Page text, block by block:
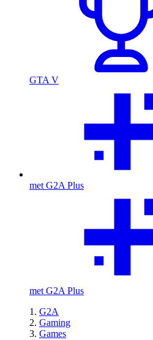
GTA V
met G2A Plus
met G2A Plus
G2A
Gaming
Games